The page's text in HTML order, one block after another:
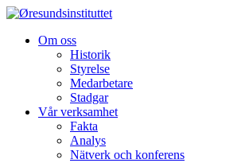
Om oss
Historik
Styrelse
Medarbetare
Stadgar
Vår verksamhet
Fakta
Analys
Nätverk och konferens